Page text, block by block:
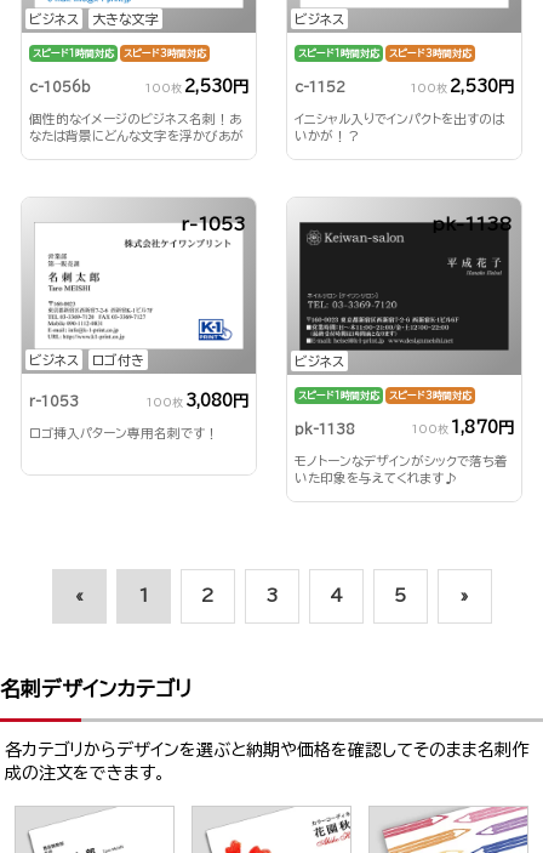
ビジネス 大きな文字
スピード1時間対応 スピード3時間対応
c-1056b 100枚 2,530円
個性的なイメージのビジネス名刺！あ
なたは背景にどんな文字を浮かびあが
ビジネス
スピード1時間対応 スピード3時間対応
c-1152 100枚 2,530円
イニシャル入りでインパクトを出すのは
いかが！？
ビジネス ロゴ付き
r-1053
r-1053 100枚 3,080円
ロゴ挿入パターン専用名刺です！
ビジネス
pk-1138
スピード1時間対応 スピード3時間対応
pk-1138 100枚 1,870円
モノトーンなデザインがシックで落ち着
いた印象を与えてくれます♪
« 1 2 3 4 5 »
名刺デザインカテゴリ
各カテゴリからデザインを選ぶと納期や価格を確認してそのまま名刺作
成の注文をできます。